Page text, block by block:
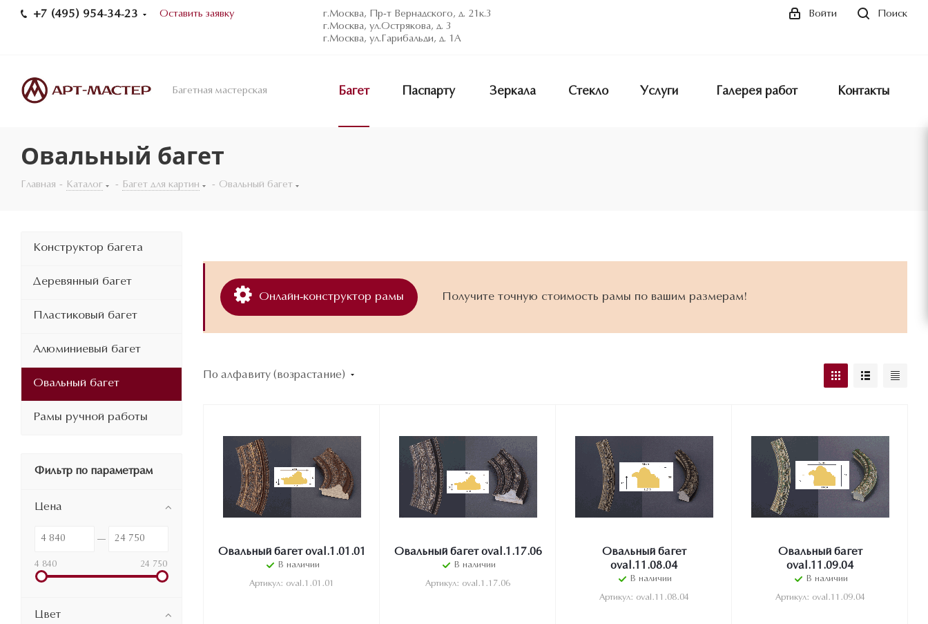
+7 (495) 954-34-23 Оставить заявку
г.Москва, Пр-т Вернадского, д. 21к.3
г.Москва, ул.Острякова, д. 3
г.Москва, ул.Гарибальди, д. 1А
Поиск
Войти
Багетная мастерская Багет Паспарту Зеркала Стекло Услуги Галерея работ Контакты
Овальный багет
Главная - Каталог - Багет для картин - Овальный багет
Онлайн-конструктор рамы Получите точную стоимость рамы по вашим размерам!
По алфавиту (возрастание)
Овальный багет oval.1.01.01
В наличии
Артикул: oval.1.01.01
Овальный багет oval.1.17.06
В наличии
Артикул: oval.1.17.06
Овальный багет
oval.11.08.04
В наличии
Артикул: oval.11.08.04
Овальный багет
oval.11.09.04
В наличии
Артикул: oval.11.09.04
Конструктор багета
Деревянный багет
Пластиковый багет
Алюминиевый багет
Овальный багет
Рамы ручной работы
Фильтр по параметрам
Цена
4 840 24 750
Цвет